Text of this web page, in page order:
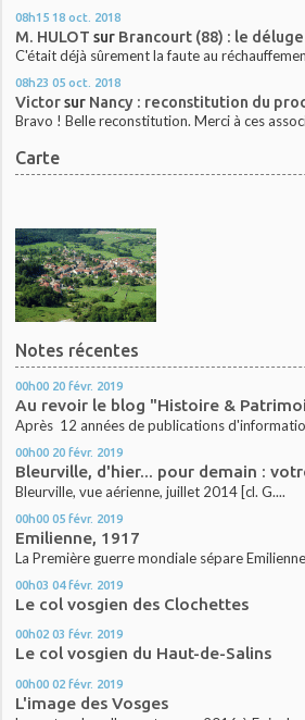
08h15 18 oct. 2018
M. HULOT sur Brancourt (88) : le
C'était déjà sûrement la faute au
08h23 05 oct. 2018
Victorsur Nancy : reconstitution du
Bravo ! Belle reconstitution. Merci à ces
Carte
Notes récentes
00h00 20 févr. 2019
Au revoir le blog "Histoire &
Après 12 années de publications
00h00 20 févr. 2019
Bleurville, d'hier... pour demain :
Bleurville, vue aérienne, juillet 2014 [cl. G....
00h00 05 févr. 2019
Emilienne, 1917
La Première guerre mondiale sépare
00h03 04 févr. 2019
Le col vosgien des Clochettes
00h02 03 févr. 2019
Le col vosgien du Haut-de-Salins
00h00 02 févr. 2019
L'image des Vosges